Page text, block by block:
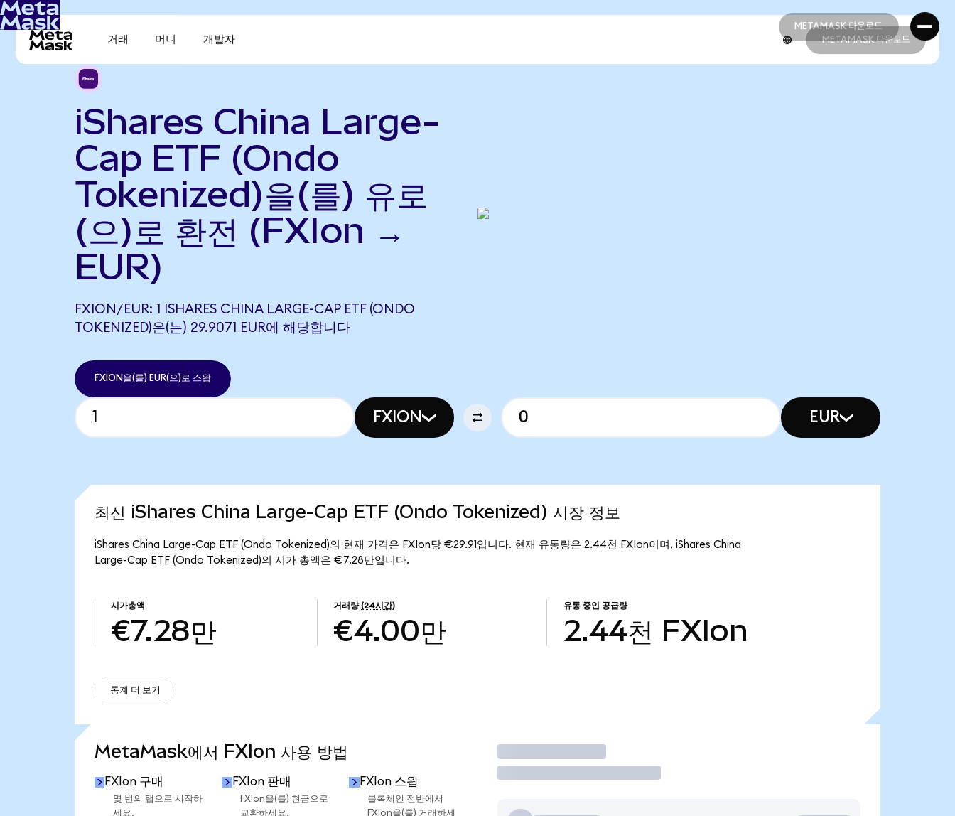
METAMASK 다운로드
METAMASK 다운로드
거래 머니 개발자 METAMASK 다운로드
iShares China Large-
Cap ETF (Ondo
Tokenized)을(를) 유로
(으)로 환전 (FXIon →
EUR)
FXION/EUR: 1 ISHARES CHINA LARGE-CAP ETF (ONDO
TOKENIZED)은(는) 29.9071 EUR에 해당합니다
FXION을(를) EUR(으)로 스왑
FXION EUR
최신 iShares China Large-Cap ETF (Ondo Tokenized) 시장 정보
iShares China Large-Cap ETF (Ondo Tokenized)의 현재 가격은 FXIon당 €29.91입니다. 현재 유통량은 2.44천 FXIon이며, iShares China
Large-Cap ETF (Ondo Tokenized)의 시가 총액은 €7.28만입니다.
시가총액
€7.28만
거래량 (24시간)
€4.00만
유통 중인 공급량
2.44천 FXIon
통계 더 보기
MetaMask에서 FXIon 사용 방법
FXIon 구매
몇 번의 탭으로 시작하
세요.
FXIon 판매
FXIon을(를) 현금으로
교환하세요.
FXIon 스왑
블록체인 전반에서
FXIon을(를) 거래하세
거래